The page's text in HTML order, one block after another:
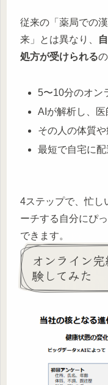
従来の「薬局での
来」とは異なり、
処方が受けられる
5〜10分のオン
AIが解析し、
その人の体質
最短で自宅に配
4ステップで、忙し
ーチする自分にぴ
できます。
オンライン
験してみた